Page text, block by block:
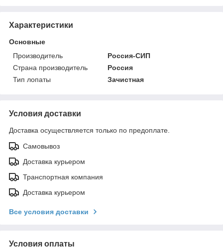
Характеристики
Основные
Производитель
Россия-СИП
Страна производитель
Россия
Тип лопаты
Зачистная
Условия доставки
Доставка осуществляется только по предоплате.
Самовывоз
Доставка курьером
Транспортная компания
Доставка курьером
Все условия доставки
Условия оплаты